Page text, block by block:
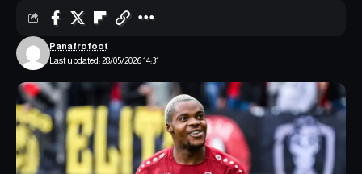
Last updated: 28/05/2026 14:31
Panafrofoot